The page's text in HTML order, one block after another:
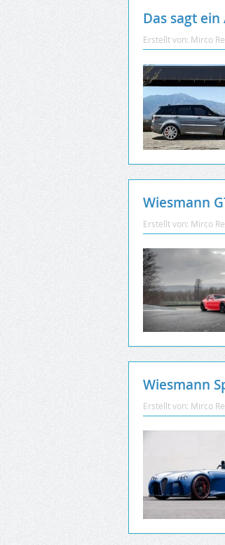
Das sagt
Erstellt von: Mirco
Wiesmann
Erstellt von: Mirco
Wiesmann
Erstellt von: Mirco